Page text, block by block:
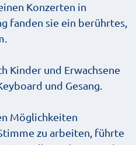
Konzerten in
fanden sie ein berührtes,
Kinder und Erwachsene
und Gesang.
Möglichkeiten
zu arbeiten, führte